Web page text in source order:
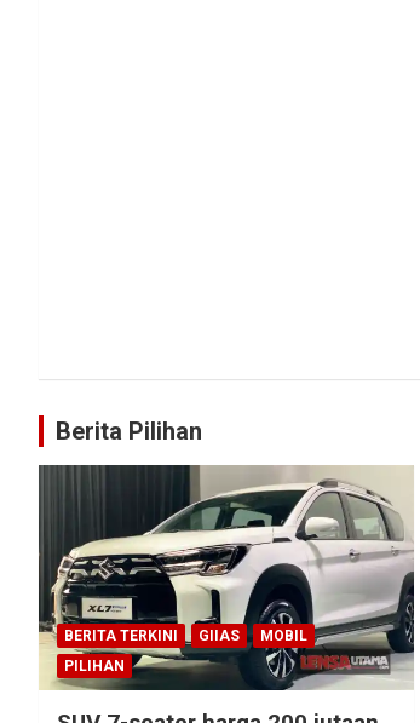
Berita Pilihan
BERITA TERKINI GIIAS
MOBIL
PILIHAN